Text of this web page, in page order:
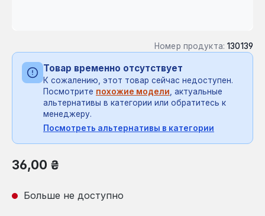
Номер продукта: 130139
Товар временно отсутствует
К сожалению, этот товар сейчас недоступен.
Посмотрите похожие модели, актуальные
альтернативы в категории или обратитесь к
менеджеру.
Посмотреть альтернативы в категории
Обычная цена:
36,00 ₴
Больше не доступно